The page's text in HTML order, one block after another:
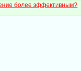
более эффективным?